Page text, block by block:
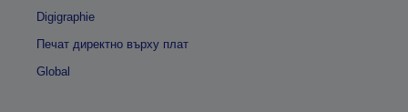
Digigraphie
Печат директно върху плат
Global